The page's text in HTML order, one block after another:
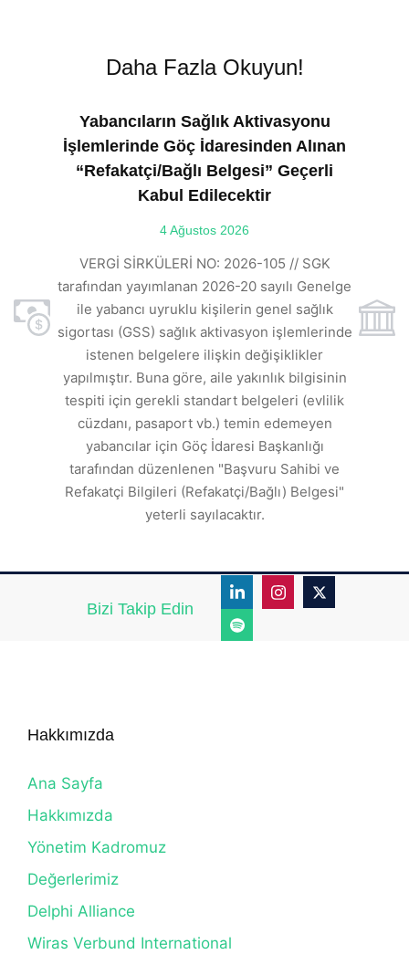
Daha Fazla Okuyun!
Yabancıların Sağlık Aktivasyonu
İşlemlerinde Göç İdaresinden Alınan
“Refakatçi/Bağlı Belgesi” Geçerli
Kabul Edilecektir
4 Ağustos 2026
VERGİ SİRKÜLERİ NO: 2026-105 // SGK
tarafından yayımlanan 2026-20 sayılı Genelge
ile yabancı uyruklu kişilerin genel sağlık
sigortası (GSS) sağlık aktivasyon işlemlerinde
istenen belgelere ilişkin değişiklikler
yapılmıştır. Buna göre, aile yakınlık bilgisinin
tespiti için gerekli standart belgeleri (evlilik
cüzdanı, pasaport vb.) temin edemeyen
yabancılar için Göç İdaresi Başkanlığı
tarafından düzenlenen "Başvuru Sahibi ve
Refakatçi Bilgileri (Refakatçi/Bağlı) Belgesi"
yeterli sayılacaktır.
Bizi Takip Edin
Hakkımızda
Ana Sayfa
Hakkımızda
Yönetim Kadromuz
Değerlerimiz
Delphi Alliance
Wiras Verbund International